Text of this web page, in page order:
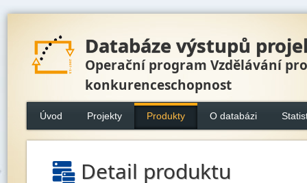
Databáze výstupů
Operační program Vzdělávání pro
konkurenceschopnost
Úvod Projekty Produkty O databázi
Detail produktu